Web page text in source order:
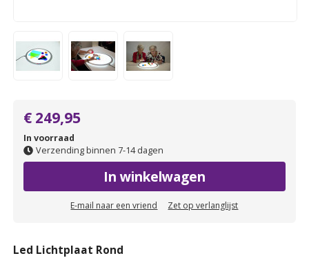
€ 249,95
In voorraad
Verzending binnen 7-14 dagen
In winkelwagen
E-mail naar een vriend Zet op verlanglijst
Led Lichtplaat Rond